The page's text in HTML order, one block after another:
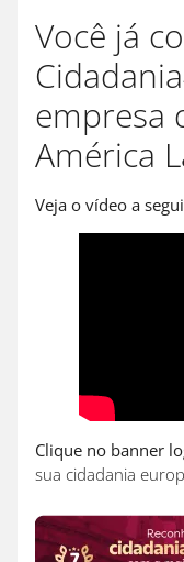
Você já
empresa
América
Veja o vídeo a
Clique no banner
sua cidadania